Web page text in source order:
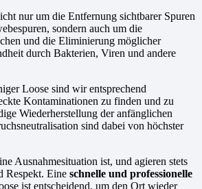
nur um die Entfernung sichtbarer Spuren
sondern auch um die
und die Eliminierung möglicher
durch Bakterien, Viren und andere
Loose sind wir entsprechend
Kontaminationen zu finden und zu
Wiederherstellung der anfänglichen
sind dabei von höchster
Ausnahmesituation ist, und agieren stets
Respekt. Eine schnelle und professionelle
ist entscheidend, um den Ort wieder